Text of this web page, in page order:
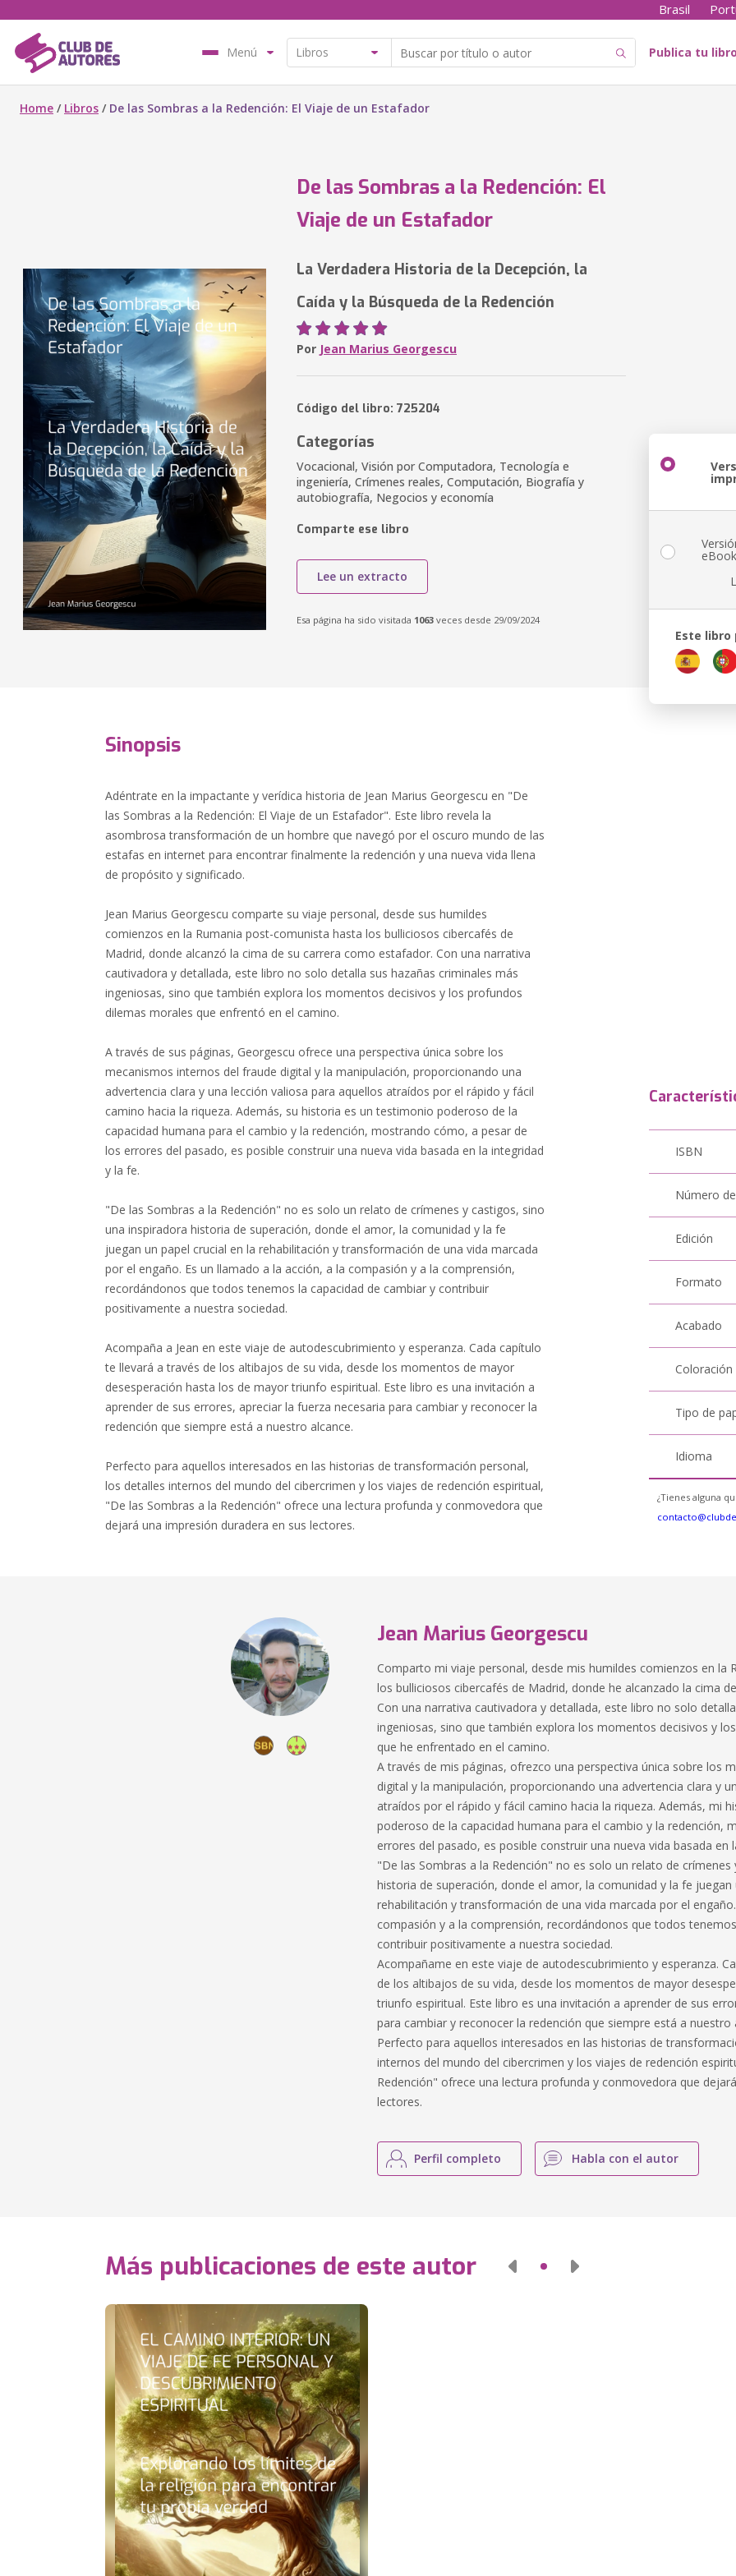
Brasil
Menú Publica tu
Home / Libros / De las Sombras a la Redención: El Viaje de un Estafador
De las Sombras a la Redención: El
Viaje de un Estafador
La Verdadera Historia de la Decepción, la
Caída y la Búsqueda de la Redención
Por Jean Marius Georgescu
Código del libro: 725204
Categorías
Vocacional, Visión por Computadora, Tecnología e
ingeniería, Crímenes reales, Computación, Biografía y
autobiografía, Negocios y economía
Comparte ese libro
Lee un extracto
Esa página ha sido visitada 1063 veces desde 29/09/2024
Este libro
Sinopsis
Adéntrate en la impactante y verídica historia de Jean Marius Georgescu en "De
las Sombras a la Redención: El Viaje de un Estafador". Este libro revela la
asombrosa transformación de un hombre que navegó por el oscuro mundo de las
estafas en internet para encontrar finalmente la redención y una nueva vida llena
de propósito y significado.
Jean Marius Georgescu comparte su viaje personal, desde sus humildes
comienzos en la Rumania post-comunista hasta los bulliciosos cibercafés de
Madrid, donde alcanzó la cima de su carrera como estafador. Con una narrativa
cautivadora y detallada, este libro no solo detalla sus hazañas criminales más
ingeniosas, sino que también explora los momentos decisivos y los profundos
dilemas morales que enfrentó en el camino.
A través de sus páginas, Georgescu ofrece una perspectiva única sobre los
mecanismos internos del fraude digital y la manipulación, proporcionando una
advertencia clara y una lección valiosa para aquellos atraídos por el rápido y fácil
camino hacia la riqueza. Además, su historia es un testimonio poderoso de la
capacidad humana para el cambio y la redención, mostrando cómo, a pesar de
los errores del pasado, es posible construir una nueva vida basada en la integridad
y la fe.
"De las Sombras a la Redención" no es solo un relato de crímenes y castigos, sino
una inspiradora historia de superación, donde el amor, la comunidad y la fe
juegan un papel crucial en la rehabilitación y transformación de una vida marcada
por el engaño. Es un llamado a la acción, a la compasión y a la comprensión,
recordándonos que todos tenemos la capacidad de cambiar y contribuir
positivamente a nuestra sociedad.
Acompaña a Jean en este viaje de autodescubrimiento y esperanza. Cada capítulo
te llevará a través de los altibajos de su vida, desde los momentos de mayor
desesperación hasta los de mayor triunfo espiritual. Este libro es una invitación a
aprender de sus errores, apreciar la fuerza necesaria para cambiar y reconocer la
redención que siempre está a nuestro alcance.
Perfecto para aquellos interesados en las historias de transformación personal,
los detalles internos del mundo del cibercrimen y los viajes de redención espiritual,
"De las Sombras a la Redención" ofrece una lectura profunda y conmovedora que
dejará una impresión duradera en sus lectores.
ISBN
Número
Edición
Formato
Acabado
Coloración
Tipo de
Idioma
¿Tienes alguna
Jean Marius Georgescu
Comparto mi viaje personal, desde mis humildes comienzos en la
los bulliciosos cibercafés de Madrid, donde he alcanzado la cima
Con una narrativa cautivadora y detallada, este libro no solo
ingeniosas, sino que también explora los momentos decisivos y
que he enfrentado en el camino.
A través de mis páginas, ofrezco una perspectiva única sobre los
digital y la manipulación, proporcionando una advertencia clara y
atraídos por el rápido y fácil camino hacia la riqueza. Además, mi
poderoso de la capacidad humana para el cambio y la redención,
errores del pasado, es posible construir una nueva vida basada en
"De las Sombras a la Redención" no es solo un relato de
historia de superación, donde el amor, la comunidad y la fe juegan
rehabilitación y transformación de una vida marcada por el
compasión y a la comprensión, recordándonos que todos
contribuir positivamente a nuestra sociedad.
Acompañame en este viaje de autodescubrimiento y esperanza.
de los altibajos de su vida, desde los momentos de mayor
triunfo espiritual. Este libro es una invitación a aprender de sus
para cambiar y reconocer la redención que siempre está a nuestro
Perfecto para aquellos interesados en las historias de
internos del mundo del cibercrimen y los viajes de redención
Redención" ofrece una lectura profunda y conmovedora que
lectores.
Perfil completo Habla con el autor
Más publicaciones de este autor